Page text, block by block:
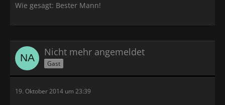
Wie gesagt: Bester Mann!
Nicht mehr angemeldet
Gast
19. Oktober 2014 um 23:39